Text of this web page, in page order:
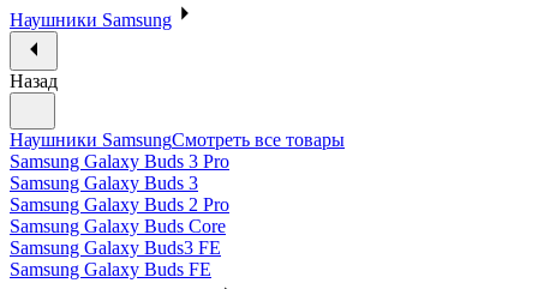
Наушники Samsung
Назад
Наушники SamsungСмотреть все товары
Samsung Galaxy Buds 3 Pro
Samsung Galaxy Buds 3
Samsung Galaxy Buds 2 Pro
Samsung Galaxy Buds Core
Samsung Galaxy Buds3 FE
Samsung Galaxy Buds FE